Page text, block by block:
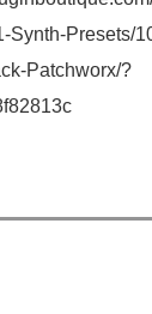
Synth-Presets/
Patchworx/?